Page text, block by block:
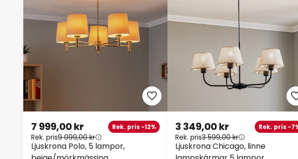
Ljuskrona Polo, 5 lampor,
beige/mörkmässing
7 999,00 kr Rek. pris -12%
Rek. pris9 099,00 kr
Ljuskrona Chicago, linne
lampskärmar 5 lampor
3 349,00 kr Rek. pris -7%
Rek. pris3 599,00 kr